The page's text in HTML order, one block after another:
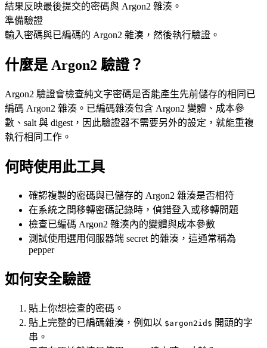
結果反映最後提交的密碼與 Argon2 雜湊。
準備驗證
輸入密碼與已編碼的 Argon2 雜湊，然後執行驗證。
什麼是 Argon2 驗證？
Argon2 驗證會檢查純文字密碼是否能產生先前儲存的相同已
編碼 Argon2 雜湊。已編碼雜湊包含 Argon2 變體、成本參
數、salt 與 digest，因此驗證器不需要另外的設定，就能重複
執行相同工作。
何時使用此工具
確認複製的密碼與已儲存的 Argon2 雜湊是否相符
在系統之間移轉密碼記錄時，偵錯登入或移轉問題
檢查已編碼 Argon2 雜湊內的變體與成本參數
測試使用選用伺服器端 secret 的雜湊，這通常稱為
pepper
如何安全驗證
貼上你想檢查的密碼。
貼上完整的已編碼雜湊，例如以 $argon2id$ 開頭的字
串。